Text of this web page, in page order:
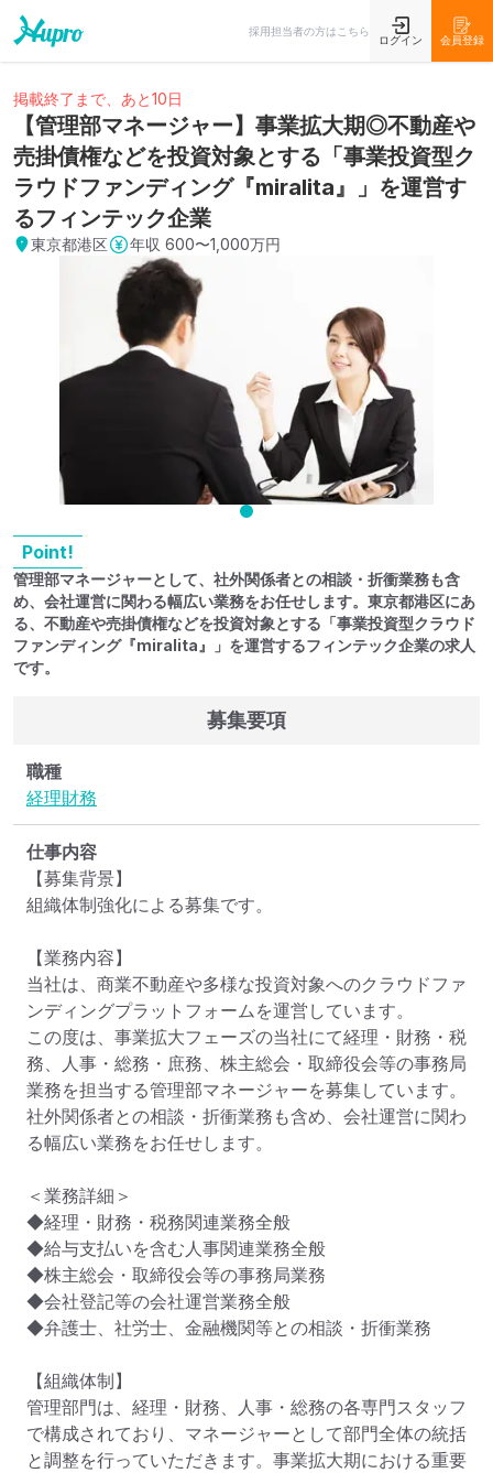
採用担当者の方はこちら
ログイン 会員登録
掲載終了まで、あと10日
【管理部マネージャー】事業拡大期◎不動産や
売掛債権などを投資対象とする「事業投資型ク
ラウドファンディング『miralita』」を運営す
るフィンテック企業
東京都港区 年収 600〜1,000万円
Point!
管理部マネージャーとして、社外関係者との相談・折衝業務も含
め、会社運営に関わる幅広い業務をお任せします。東京都港区にあ
る、不動産や売掛債権などを投資対象とする「事業投資型クラウド
ファンディング『miralita』」を運営するフィンテック企業の求人
です。
募集要項
職種
経理財務
仕事内容
【募集背景】
組織体制強化による募集です。
【業務内容】
当社は、商業不動産や多様な投資対象へのクラウドファ
ンディングプラットフォームを運営しています。
この度は、事業拡大フェーズの当社にて経理・財務・税
務、人事・総務・庶務、株主総会・取締役会等の事務局
業務を担当する管理部マネージャーを募集しています。
社外関係者との相談・折衝業務も含め、会社運営に関わ
る幅広い業務をお任せします。
＜業務詳細＞
◆経理・財務・税務関連業務全般
◆給与支払いを含む人事関連業務全般
◆株主総会・取締役会等の事務局業務
◆会社登記等の会社運営業務全般
◆弁護士、社労士、金融機関等との相談・折衝業務
【組織体制】
管理部門は、経理・財務、人事・総務の各専門スタッフ
で構成されており、マネージャーとして部門全体の統括
と調整を行っていただきます。事業拡大期における重要